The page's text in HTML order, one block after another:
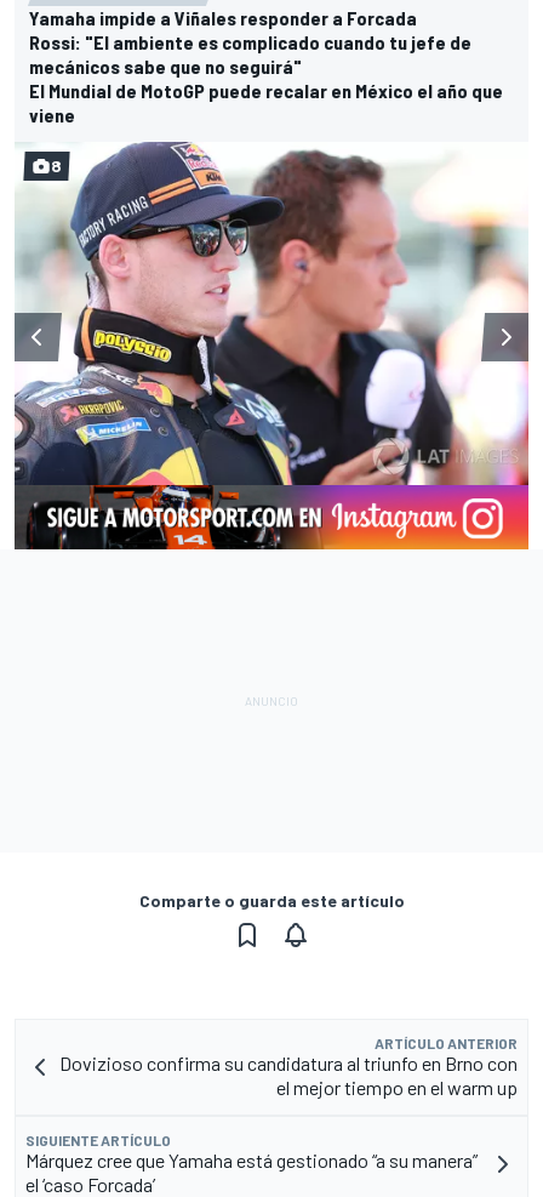
Yamaha impide a Viñales responder a Forcada
Rossi: "El ambiente es complicado cuando tu jefe de
mecánicos sabe que no seguirá"
El Mundial de MotoGP puede recalar en México el año que
viene
8
Comparte o guarda este artículo
ARTÍCULO ANTERIOR
Dovizioso confirma su candidatura al triunfo en Brno con
el mejor tiempo en el warm up
SIGUIENTE ARTÍCULO
Márquez cree que Yamaha está gestionado “a su manera”
el ‘caso Forcada’